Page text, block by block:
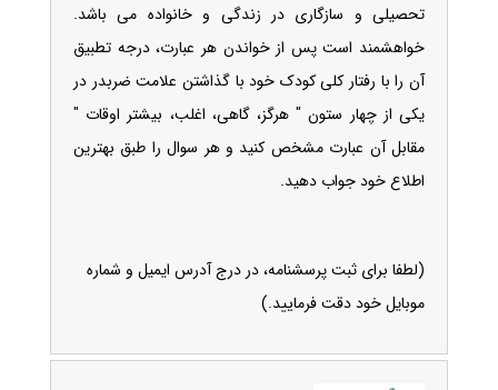
تحصيلی و سازگاری در زندگی و خانواده می باشد.
خواهشمند است پس از خواندن هر عبارت، درجه تطبيق
آن را با رفتار کلی کودک خود با گذاشتن علامت ضربدر در
يکی از چهار ستون " هرگز، گاهی، اغلب، بيشتر اوقات "
مقابل آن عبارت مشخص کنيد و هر سوال را طبق بهترين
اطلاع خود جواب دهيد.
(لطفا برای ثبت پرسشنامه، در درج آدرس ایمیل و شماره
موبایل خود دقت فرمایید.)